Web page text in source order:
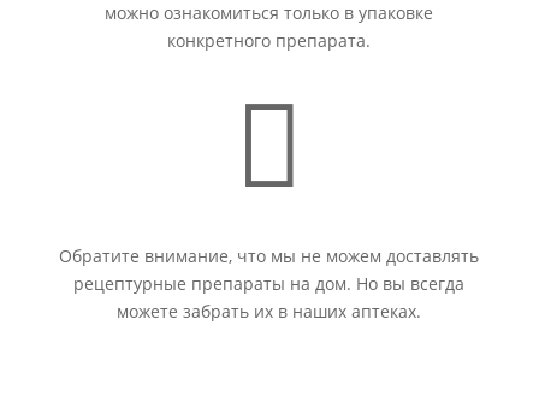
можно ознакомиться только в упаковке
конкретного препарата.

Обратите внимание, что мы не можем доставлять
рецептурные препараты на дом. Но вы всегда
можете забрать их в наших аптеках.